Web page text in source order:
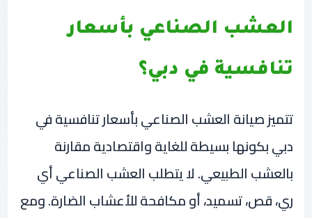
العشب الصناعي بأسعار
تنافسية في دبي؟
تتميز صيانة العشب الصناعي بأسعار تنافسية في
دبي بكونها بسيطة للغاية واقتصادية مقارنة
بالعشب الطبيعي. لا يتطلب العشب الصناعي أي
ري، قص، تسميد، أو مكافحة للأعشاب الضارة. ومع